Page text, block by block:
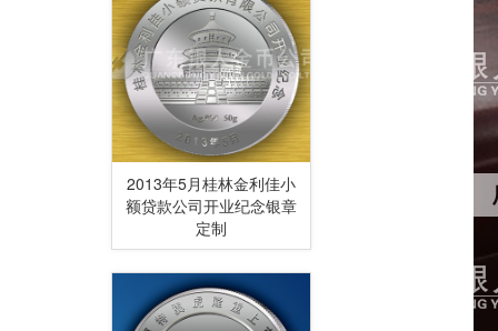
2013年5月桂林金利佳小
额贷款公司开业纪念银章
定制